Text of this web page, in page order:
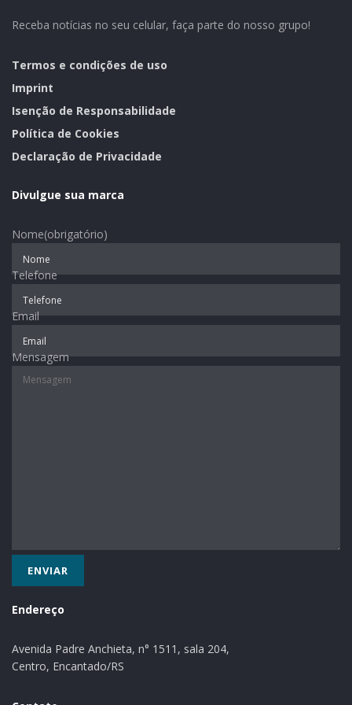
do Brasil, dentre eles: em Brasília no Teatro Nacional e
Teatro da AMRIGS, em Gramado, no Castelo de Caras e
hotéis cinco estrelas. Ele se apresentará no dia 24 de
agosto em Roca Sales.
Texto: Ascom Encantado
Receba notícias no seu celular, faça parte do nosso grupo!
Termos e condições de uso
Imprint
Isenção de Responsabilidade
Política de Cookies
Declaração de Privacidade
Divulgue sua marca
Nome(obrigatório)
Telefone
Email
Mensagem
Endereço
Avenida Padre Anchieta, n° 1511, sala 204,
Centro, Encantado/RS